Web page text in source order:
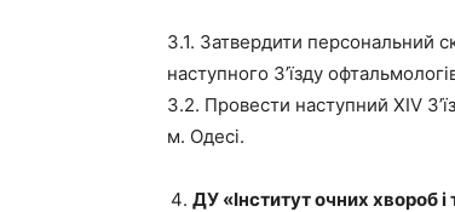
3.1. Затвердити персональний
наступного З’їзду
3.2. Провести наступний ХІV
м. Одесі.
ДУ «Інститут очних хвороб